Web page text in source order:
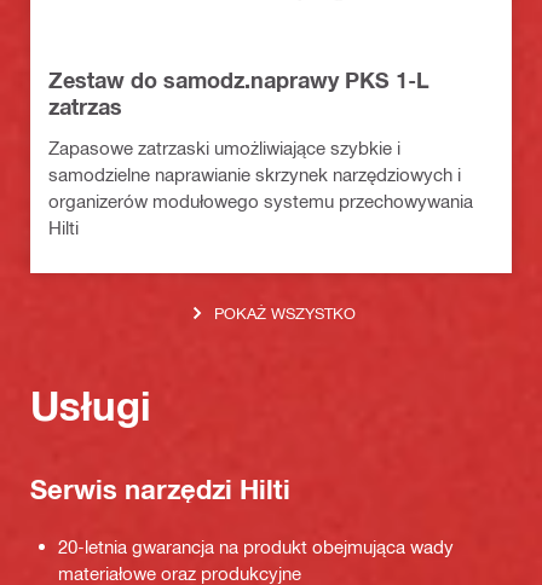
Zestaw do samodz.naprawy PKS 1-L
zatrzas
Zapasowe zatrzaski umożliwiające szybkie i
samodzielne naprawianie skrzynek narzędziowych i
organizerów modułowego systemu przechowywania
Hilti
POKAŻ WSZYSTKO
Usługi
Serwis narzędzi Hilti
20-letnia gwarancja na produkt obejmująca wady
materiałowe oraz produkcyjne